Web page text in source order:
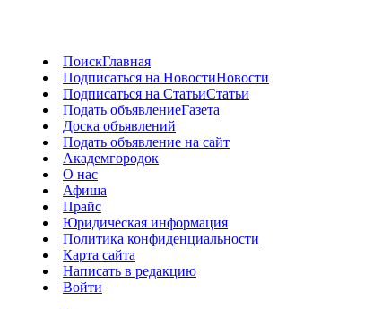
ПоискГлавная
Подписаться на НовостиНовости
Подписаться на СтатьиСтатьи
Подать объявлениеГазета
Доска объявлений
Подать объявление на сайт
Академгородок
О нас
Афиша
Прайс
Юридическая информация
Политика конфиденциальности
Карта сайта
Написать в редакцию
Войти